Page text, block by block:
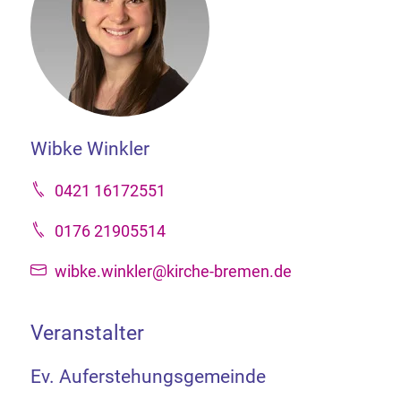
Wibke Winkler
0421 16172551
0176 21905514
wibke.winkler@kirche-bremen.de
Veranstalter
Ev. Auferstehungsgemeinde